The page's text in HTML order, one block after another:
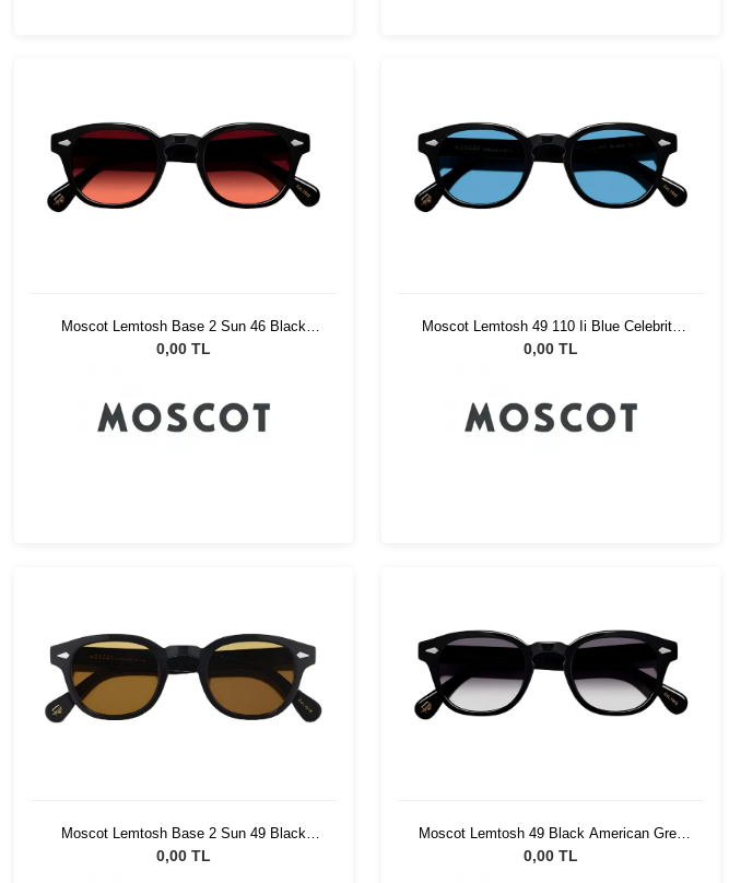
Moscot Lemtosh Base 2 Sun 46 Black
Cabernet
0,00 TL
Moscot Lemtosh 49 110 Ii Blue Celebrity
Blue
0,00 TL
Moscot Lemtosh Base 2 Sun 49 Black
Amber
0,00 TL
Moscot Lemtosh 49 Black American Grey
Fade
0,00 TL